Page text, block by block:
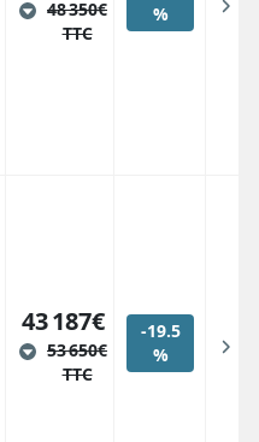
48 350€
TTC
%
43 187€
53 650€
TTC
-19.5
%